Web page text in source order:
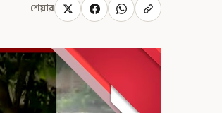
শেয়ার